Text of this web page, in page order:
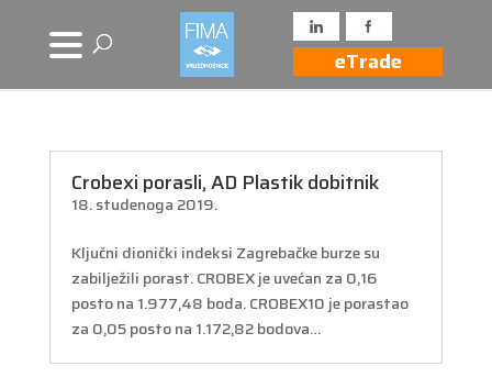
eTrade
Crobexi porasli, AD Plastik dobitnik
18. studenoga 2019.
Ključni dionički indeksi Zagrebačke burze su
zabilježili porast. CROBEX je uvećan za 0,16
posto na 1.977,48 boda. CROBEX10 je porastao
za 0,05 posto na 1.172,82 bodova…